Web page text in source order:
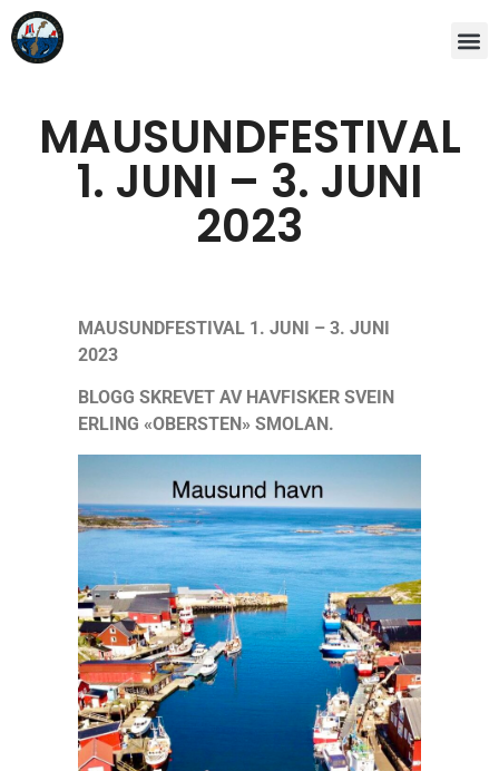
MAUSUNDFESTIVAL
1. JUNI – 3. JUNI
2023
MAUSUNDFESTIVAL 1. JUNI – 3. JUNI
2023
BLOGG SKREVET AV HAVFISKER SVEIN
ERLING «OBERSTEN» SMOLAN.